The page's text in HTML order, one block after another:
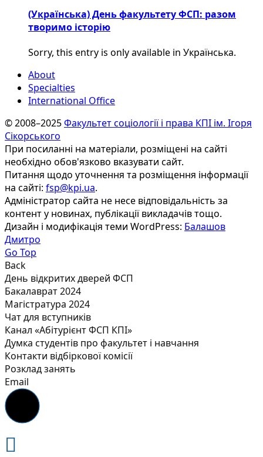
(Українська) День факультету ФСП: разом
творимо історію
Sorry, this entry is only available in Українська.
About
Specialties
International Office
© 2008–2025Факультет соціології і права КПІ ім. Ігоря
Сікорського
При посиланні на матеріали, розміщені на сайті
необхідно обов'язково вказувати сайт.
Питання щодо уточнення та розміщення інформації
на сайті: fsp@kpi.ua.
Адміністратор сайта не несе відповідальність за
контент у новинах, публікації викладачів тощо.
Дизайн і модифікація теми WordPress: Балашов
Дмитро
Go Top
Back
День відкритих дверей ФСП
Бакалаврат 2024
Магістратура 2024
Чат для вступників
Канал «Абітурієнт ФСП КПІ»
Думка студентів про факультет і навчання
Контакти відбіркової комісії
Розклад занять
Email